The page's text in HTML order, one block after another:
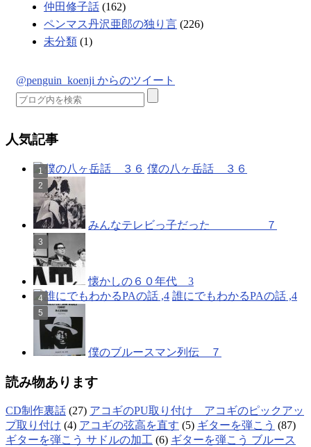
仲田修子話 (162)
ペンマス丹沢亜郎の独り言 (226)
未分類 (1)
@penguin_koenji からのツイート
人気記事
僕の八ヶ岳話 ３６
みんなテレビっ子だった ７
懐かしの６０年代 3
誰にでもわかるPAの話 ,4
僕のブルースマン列伝 ７
読み物あります
CD制作裏話 (27) アコギのPU取り付け アコギのピックアッ
プ取り付け (4) アコギの弦高を直す (5) ギターを弾こう (87)
ギターを弾こう サドルの加工 (6) ギターを弾こう ブルース